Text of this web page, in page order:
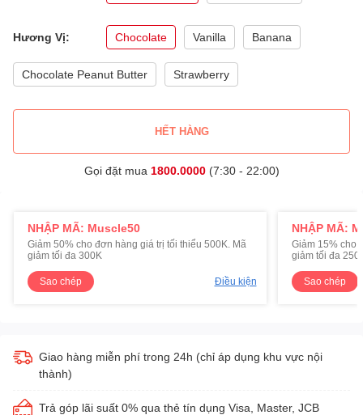
Hương Vị: Chocolate Vanilla Banana
Chocolate Peanut Butter Strawberry
HẾT HÀNG
Gọi đặt mua 1800.0000(7:30 - 22:00)
NHẬP MÃ: Muscle50
Giảm 50% cho đơn hàng giá trị tối thiểu 500K. Mã
giảm tối đa 300K
Sao chép Điều kiện
NHẬP MÃ:
Giảm 15% cho
giảm tối đa
Sao chép
Giao hàng miễn phí trong 24h (chỉ áp dụng khu vực nội
thành)
Trả góp lãi suất 0% qua thẻ tín dụng Visa, Master, JCB